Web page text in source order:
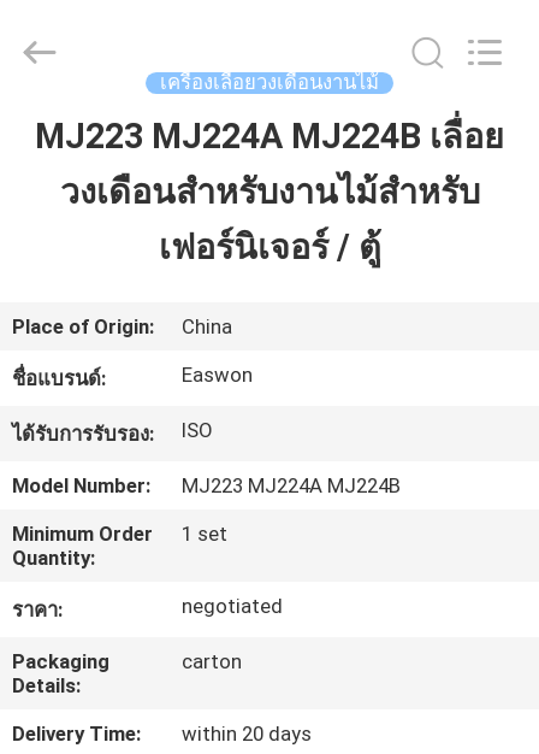
บ้าน
เกี่ยว
กับ
เรา
ทัวร์
โรงงาน
ควบคุม
คุณภาพ
Ruixiang
Import
เครื่องเลื่อยวงเดือนงานไม้
MJ223 MJ224A MJ224B เลื่อย
วงเดือนสำหรับงานไม้สำหรับ
เฟอร์นิเจอร์ / ตู้
Place of Origin: China
ชื่อแบรนด์: Easwon
ได้รับการรับรอง: ISO
Model Number:
MJ223 MJ224A MJ224B
Minimum Order
Quantity:
1 set
ราคา: negotiated
Packaging
Details:
carton
Delivery Time:
within 20 days